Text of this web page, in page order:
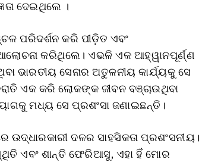
ଦେଇଥିଲେ ।
ପରିଦର୍ଶନ କରି ପୀଡ଼ିତ ଏବଂ
କରିଥିଲେ। ଏଭଳି ଏକ ଆହ୍ୱାନପୂର୍ଣ୍ଣ
ଭାରତୀୟ ସେନାର ଅତୁଳନୀୟ କାର୍ଯ୍ୟକୁ ସେ
ଏକ କରି ଲୋକଙ୍କ ଜୀବନ ବଞ୍ଚାଉଥିବା
ମଧ୍ୟ ସେ ପ୍ରଶଂସା ଜଣାଇଛନ୍ତି।
ଦଳର ସାହସିକତା ପ୍ରଶଂସନୀୟ।
ଏବଂ ଶାନ୍ତି ଫେରିଆସୁ, ଏହା ହିଁ ମୋର